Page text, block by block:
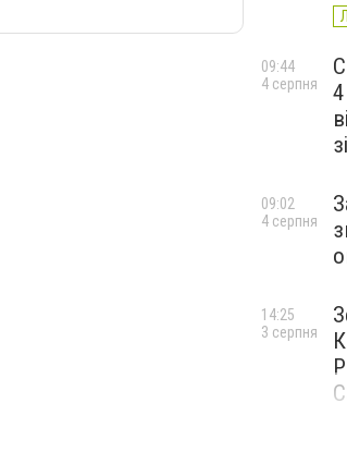
09:44
4 серпня
09:02
4 серпня
14:25
3 серпня